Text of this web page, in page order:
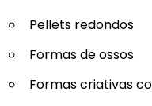
Pellets redondos
Formas de ossos
Formas criativas